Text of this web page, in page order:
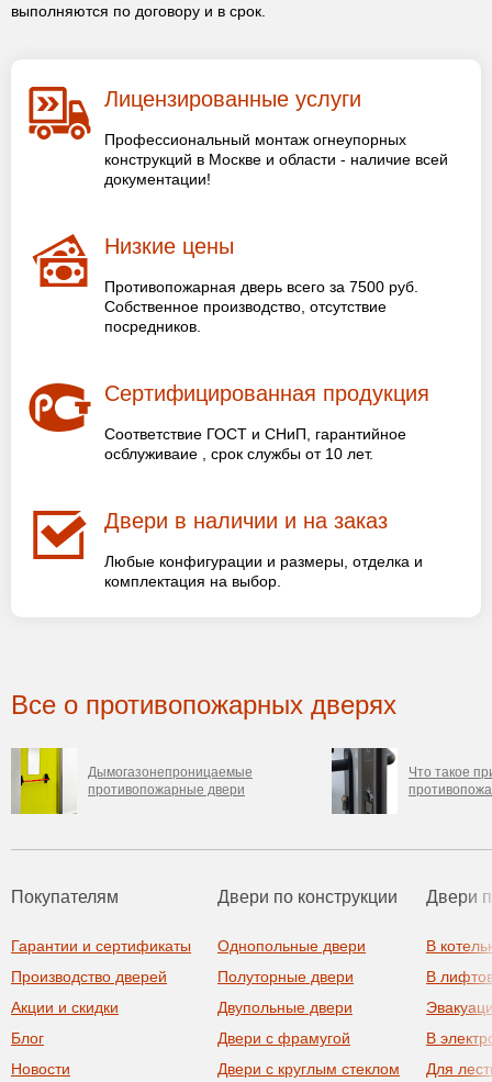
выполняются по договору и в срок.
Лицензированные услуги
Профессиональный монтаж огнеупорных
конструкций в Москве и области - наличие всей
документации!
Низкие цены
Противопожарная дверь всего за 7500 руб.
Собственное производство, отсутствие
посредников.
Сертифицированная продукция
Соответствие ГОСТ и СНиП, гарантийное
осблуживаие , срок службы от 10 лет.
Двери в наличии и на заказ
Любые конфигурации и размеры, отделка и
комплектация на выбор.
Все о противопожарных дверях
Дымогазонепроницаемые
противопожарные двери
Что такое
Покупателям
Гарантии и сертификаты
Производство дверей
Акции и скидки
Блог
Новости
Двери по конструкции
Однопольные двери
Полуторные двери
Двупольные двери
Двери с фрамугой
Двери с круглым стеклом
Двери
В
В
В
Для